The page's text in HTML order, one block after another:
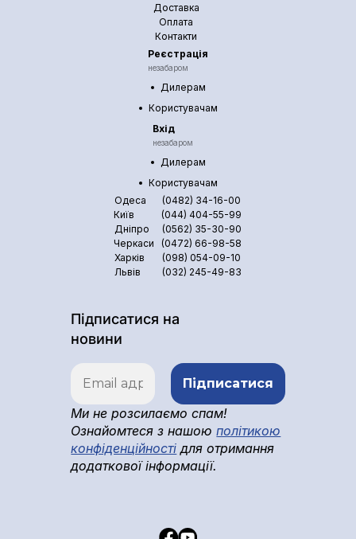
Доставка
Оплата
Контакти
Реєстрація
незабаром
Дилерам
Користувачам
Вхід
незабаром
Дилерам
Користувачам
Одеса
(0482) 34-16-00
Київ
(044) 404-55-99
Дніпро
(0562) 35-30-90
Черкаси
(0472) 66-98-58
Харків
(098) 054-09-10
Львів
(032) 245-49-83
Підписатися на
новини
Ми не розсилаємо спам!
Ознайомтеся з нашоюполітикою
конфіденційності для отримання
додаткової інформації.